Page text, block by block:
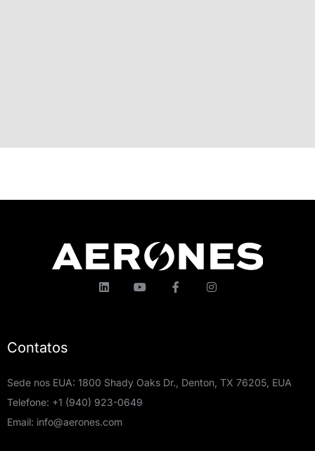
Contatos
Sede nos EUA: 1800 Shady Oaks Dr., Denton, TX 76205, EUA
Telefone: +1 (940) 923-0649
Email: info@aerones.com